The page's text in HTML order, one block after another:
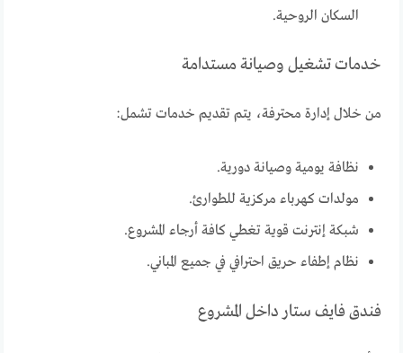
السكان الروحية.
خدمات تشغيل وصيانة مستدامة
من خلال إدارة محترفة، يتم تقديم خدمات تشمل:
نظافة يومية وصيانة دورية.
مولدات كهرباء مركزية للطوارئ.
شبكة إنترنت قوية تغطي كافة أرجاء المشروع.
نظام إطفاء حريق احترافي في جميع المباني.
فندق فايف ستار داخل المشروع